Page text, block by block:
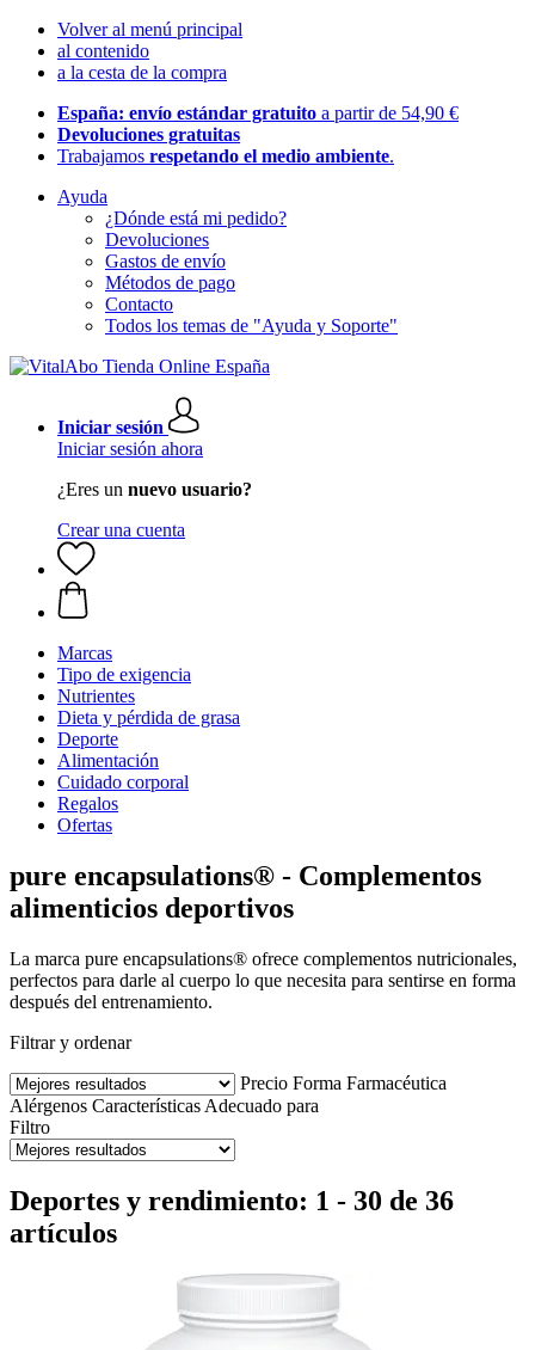
Volver al menú principal
al contenido
a la cesta de la compra
España: envío estándar gratuito a partir de 54,90 €
Devoluciones gratuitas
Trabajamos respetando el medio ambiente.
Ayuda
¿Dónde está mi pedido?
Devoluciones
Gastos de envío
Métodos de pago
Contacto
Todos los temas de "Ayuda y Soporte"
Iniciar sesión
Iniciar sesión ahora
¿Eres un nuevo usuario?
Crear una cuenta
Marcas
Tipo de exigencia
Nutrientes
Dieta y pérdida de grasa
Deporte
Alimentación
Cuidado corporal
Regalos
Ofertas
pure encapsulations® - Complementos
alimenticios deportivos
La marca pure encapsulations® ofrece complementos nutricionales,
perfectos para darle al cuerpo lo que necesita para sentirse en forma
después del entrenamiento.
Filtrar y ordenar
Precio Forma Farmacéutica
Alérgenos Características Adecuado para
Filtro
Deportes y rendimiento: 1 - 30 de 36
artículos